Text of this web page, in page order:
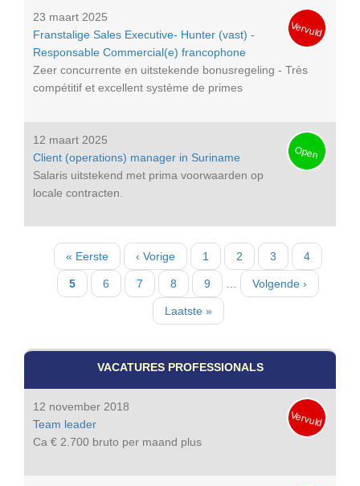
Vervuld
23 maart 2025
Franstalige Sales Executive- Hunter (vast) -
Responsable Commercial(e) francophone
Zeer concurrente en uitstekende bonusregeling - Très
compétitif et excellent système de primes
Open
12 maart 2025
Client (operations) manager in Suriname
Salaris uitstekend met prima voorwaarden op
locale contracten.
PaginatieEerste
pagina
« Eerste
Vorige
pagina
‹ Vorige Pagina
1 Pagina
2 Pagina
3 Pagina
4
Huidige
pagina
5 Pagina
6 Pagina
7 Pagina
8 Pagina
9
Volgende
pagina
Volgende ›
Laatste
pagina
Laatste »
VACATURES PROFESSIONALS
Vervuld
12 november 2018
Team leader
Ca € 2.700 bruto per maand plus